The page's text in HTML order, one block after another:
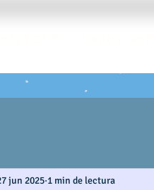
jun 2025 1 min de lectura